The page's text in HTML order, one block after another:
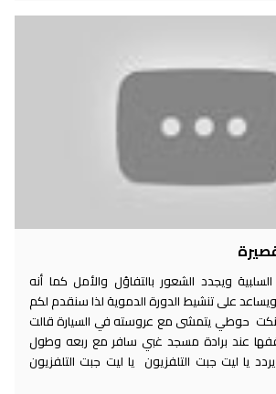
ويجدد الشعور بالتفاؤل والأمل كما أنه
على تنشيط الدورة الدموية لذا سنقدم لكم
حوطي يتمشى مع عروسته في السيارة قالت
عند برادة مسجد غبي سافر مع ربعه وطول
يا ليت جبت التلفزيون يا ليت جبت التلفزيون